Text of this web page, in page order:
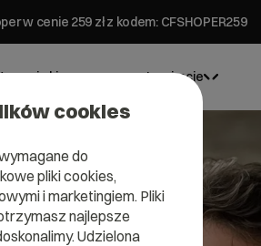
w cenie 259 zł z kodem: CFSHOPER259
biznesowe Inspiracje
cookies
do
pliki cookies,
i marketingiem. Pliki
najlepsze
Udzielona